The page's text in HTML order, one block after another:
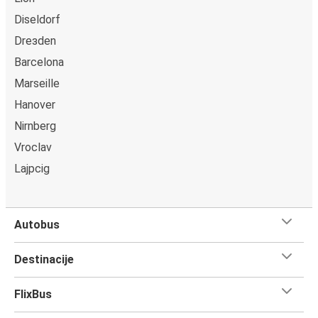
Diseldorf
Drезden
Barcelona
Marseille
Hanover
Nirnberg
Vroclav
Lajpcig
Autobus
Destinacije
FlixBus